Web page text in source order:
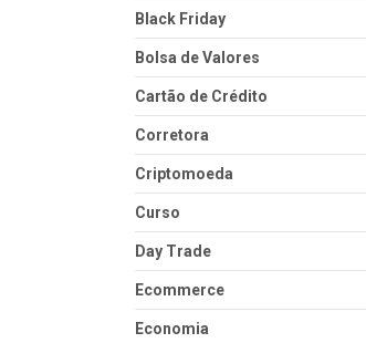
Black Friday
Bolsa de Valores
Cartão de Crédito
Corretora
Criptomoeda
Curso
Day Trade
Ecommerce
Economia